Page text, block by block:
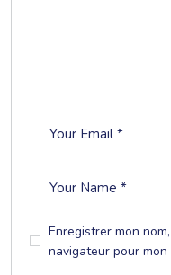
Enregistrer mon
navigateur pour